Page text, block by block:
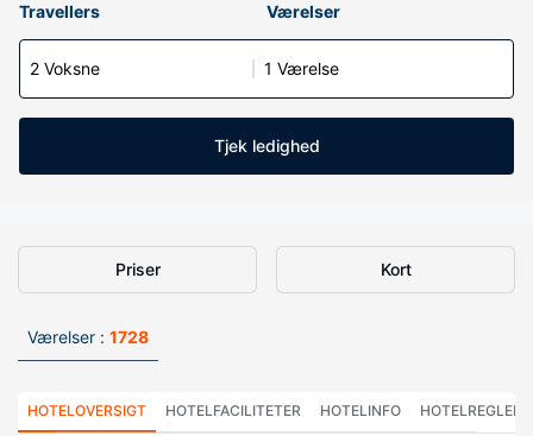
Travellers Værelser
2 Voksne 1 Værelse
Tjek ledighed
Priser Kort
Værelser : 1728
HOTELOVERSIGT HOTELFACILITETER HOTELINFO HOTELREGLER